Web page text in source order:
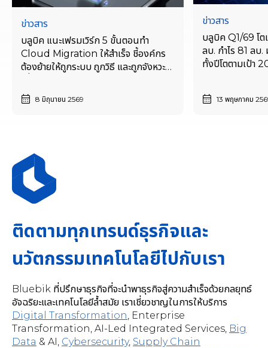
ข่าวสาร
บลูบิค แนะเฟรมเวิร์ก 5 ขั้นตอนทำ
Cloud Migration ให้สำเร็จ ชี้องค์กร
ต้องย้ายให้ถูกระบบ ถูกวิธี และถูกจังหวะ
ยั่งยืน
8 มิถุนายน 2569
ข่าวสาร
บลูบิค Q1/69 โต
ลบ. กำไร 81 ลบ
ทั้งปีโตตามเป้า
13 พฤษภาคม
ติดตามทุกเทรนด์ธุรกิจและ
นวัตกรรมเทคโนโลยีไปกับเรา
Bluebik ที่ปรึกษาธุรกิจที่จะนำพาธุรกิจสู่ความสำเร็จด้วยกลยุทธ์
อัจฉริยะและเทคโนโลยีล้ำสมัย เราเชี่ยวชาญในการให้บริการ
Digital Transformation, Enterprise
Transformation, AI-Led Integrated Services, Big
Data & AI, Cybersecurity, Supply Chain